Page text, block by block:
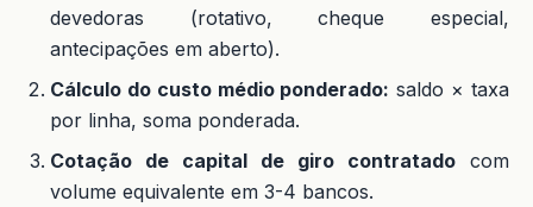
devedoras (rotativo, cheque especial,
antecipações em aberto).
Cálculo do custo médio ponderado: saldo × taxa
por linha, soma ponderada.
Cotação de capital de giro contratado com
volume equivalente em 3-4 bancos.